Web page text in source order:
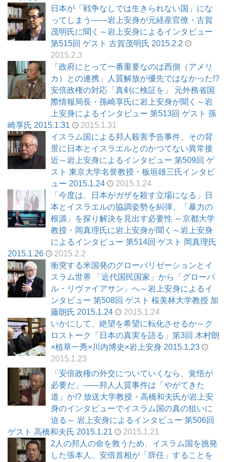
日本が「戦争なしでは生きられない国」にな
ってしまう――岩上安身が元経産官僚・古賀
茂明氏に聞く～岩上安身によるインタビュー
第515回 ゲスト 古賀茂明氏 2015.2.2
2015.2.3
「政府にとって一番重要なのは西側（アメリ
カ）との連携」人質解放が優先ではなかった!?
安倍政権の対応「真剣に検証を」 元外務省国
際情報局長・孫崎享氏に岩上安身が聞く～岩
上安身によるインタビュー 第513回 ゲスト 孫
崎享氏 2015.1.31
2015.1.31
イスラム国による邦人殺害予告事件、その背
景に日本とイスラエルとのかつてない異常接
近～岩上安身によるインタビュー 第509回 ゲ
スト 東京大学名誉教授・板垣雄三氏インタビ
ュー 2015.1.24
2015.1.24
「今度は、日本がガザを殺す立場になる」日
本とイスラエルの協調姿勢を糾弾、「暴力の
根源」を探り解決を見出す必要性 ～京都大学
教授・岡真理氏に岩上安身が聞く～岩上安身
によるインタビュー 第514回 ゲスト 岡真理氏
2015.1.26
2015.2.2
衝突する米国発のグローバリゼーションとイ
スラム世界 「近代国民国家」から「グローバ
ル・リヴァイアサン」へ～岩上安身によるイ
ンタビュー 第508回 ゲスト 桜美林大学教授 加
藤朗氏 2015.1.24
2015.1.24
いかにして、絶望を希望に転化させるか～ク
ロストーク「日本の真実を語る」第3回 木村朗
×植草一秀×川内博史×岩上安身 2015.1.23
2015.1.23
「安倍政権の外交についていくなら、覚悟が
必要だ」――邦人人質事件は「やがてきた
道」か!? 放送大学教授・高橋和夫氏が岩上安
身のインタビューでイスラム国の真の狙いに
迫る～ 岩上安身によるインタビュー 第506回
ゲスト 高橋和夫氏 2015.1.21
2015.1.21
2人の邦人の命を救うため、イスラム国を挑発
した張本人、安倍首相が「辞任」することを